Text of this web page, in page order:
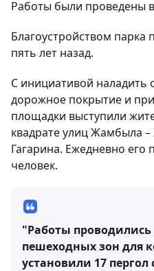
Работы были проведены
Благоустройством парка
пять лет назад.
С инициативой наладить
дорожное покрытие и
площадки выступили
квадрате улиц Жамбыла
Гагарина. Ежедневно
человек.
"Работы проводились
пешеходных зон для
установили 17